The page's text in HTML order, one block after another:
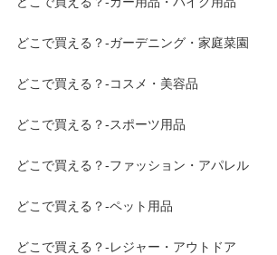
どこで買える？-ガーデニング・家庭菜園
どこで買える？-コスメ・美容品
どこで買える？-スポーツ用品
どこで買える？-ファッション・アパレル
どこで買える？-ペット用品
どこで買える？-レジャー・アウトドア